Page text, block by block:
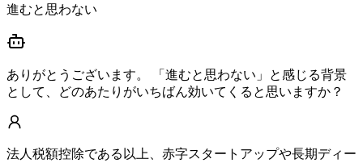
進むと思わない
ありがとうございます。 「進むと思わない」と感じる背景
として、どのあたりがいちばん効いてくると思いますか？
法人税額控除である以上、赤字スタートアップや長期ディー